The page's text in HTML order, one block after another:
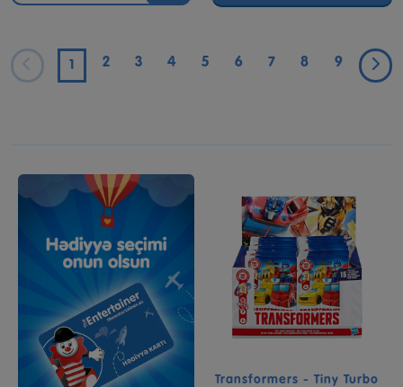
1 2 3 4 5 6 7 8 9
Transformers - Tiny Turbo